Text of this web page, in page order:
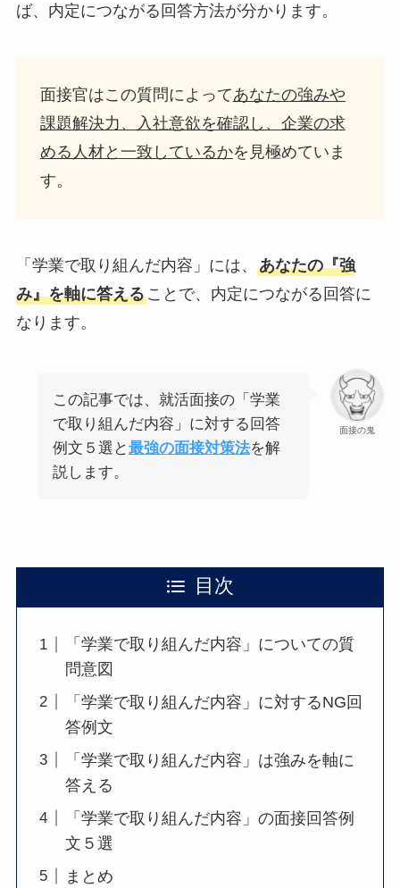
ば、内定につながる回答方法が分かります。
面接官はこの質問によってあなたの強みや
課題解決力、入社意欲を確認し、企業の求
める人材と一致しているかを見極めていま
す。
「学業で取り組んだ内容」には、 あなたの『強
み』を軸に答えることで、内定につながる回答に
なります。
面接の鬼
この記事では、就活面接の「学業
で取り組んだ内容」に対する回答
例文５選と最強の面接対策法を解
説します。
目次
「学業で取り組んだ内容」についての質
問意図
「学業で取り組んだ内容」に対するNG回
答例文
「学業で取り組んだ内容」は強みを軸に
答える
「学業で取り組んだ内容」の面接回答例
文５選
まとめ